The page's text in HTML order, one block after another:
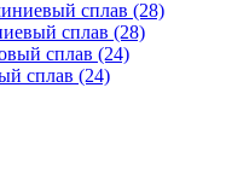
сплав (28)
сплав (24)